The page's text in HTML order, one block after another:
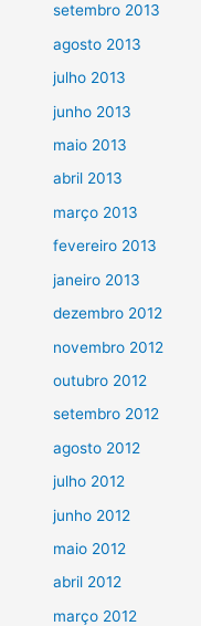
setembro 2013
agosto 2013
julho 2013
junho 2013
maio 2013
abril 2013
março 2013
fevereiro 2013
janeiro 2013
dezembro 2012
novembro 2012
outubro 2012
setembro 2012
agosto 2012
julho 2012
junho 2012
maio 2012
abril 2012
março 2012